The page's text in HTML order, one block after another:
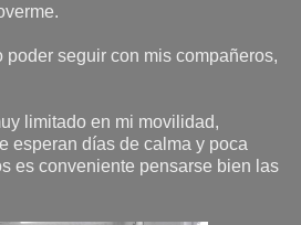
poder seguir con mis compañeros,
limitado en mi movilidad,
esperan días de calma y poca
es conveniente pensarse bien las